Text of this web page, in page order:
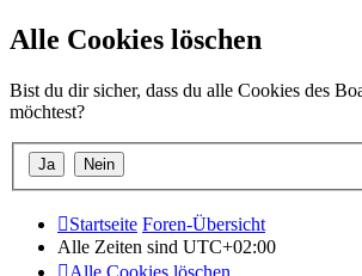
Alle Cookies löschen
Bist du dir sicher, dass du alle Cookies des
möchtest?
Startseite Foren-Übersicht
Alle Zeiten sind UTC+02:00
Alle Cookies löschen